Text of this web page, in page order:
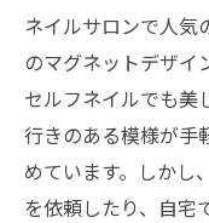
ネイルサロンで人気
のマグネットデザイ
セルフネイルでも美
行きのある模様が手
めています。しかし
を依頼したり、自宅